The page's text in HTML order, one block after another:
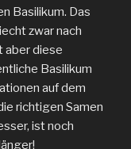
Basilikum. Das
zwar nach
aber diese
Basilikum
auf dem
richtigen Samen
ist noch